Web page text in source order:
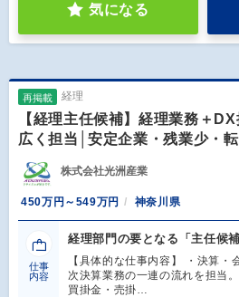
気になる
再掲載 経理
【経理主任候補】経理業務＋
広く担当│安定企業・残業少・
株式会社光洲産業
450万円～549万円 神奈川県
仕事
内容
経理部門の要となる「主任候
【具体的な仕事内容】 ・決算
次決算業務の一連の流れを担当
買掛金・売掛…